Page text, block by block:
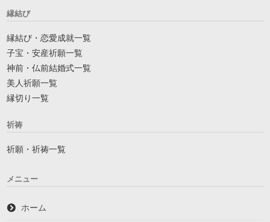
縁結び
縁結び・恋愛成就一覧
子宝・安産祈願一覧
神前・仏前結婚式一覧
美人祈願一覧
縁切り一覧
祈祷
祈願・祈祷一覧
メニュー
ホーム